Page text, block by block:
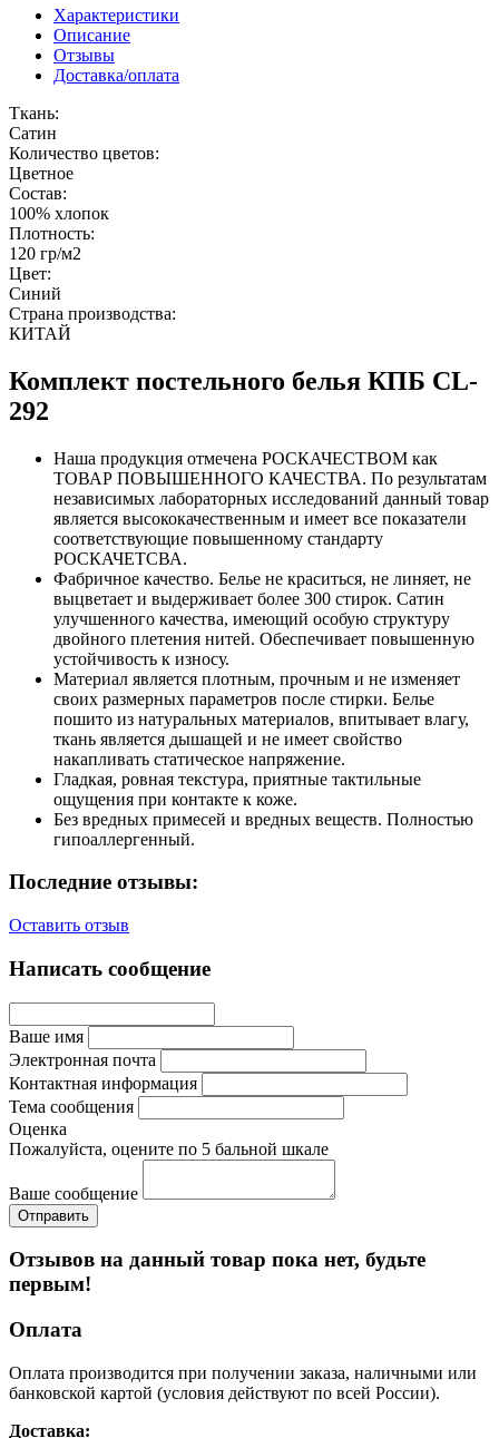
Характеристики
Описание
Отзывы
Доставка/оплата
Ткань:
Сатин
Количество цветов:
Цветное
Состав:
100% хлопок
Плотность:
120 гр/м2
Цвет:
Синий
Страна производства:
КИТАЙ
Комплект постельного белья КПБ CL-
292
Наша продукция отмечена РОСКАЧЕСТВОМ как
ТОВАР ПОВЫШЕННОГО КАЧЕСТВА. По результатам
независимых лабораторных исследований данный товар
является высококачественным и имеет все показатели
соответствующие повышенному стандарту
РОСКАЧЕТСВА.
Фабричное качество. Белье не краситься, не линяет, не
выцветает и выдерживает более 300 стирок. Сатин
улучшенного качества, имеющий особую структуру
двойного плетения нитей. Обеспечивает повышенную
устойчивость к износу.
Материал является плотным, прочным и не изменяет
своих размерных параметров после стирки. Белье
пошито из натуральных материалов, впитывает влагу,
ткань является дышащей и не имеет свойство
накапливать статическое напряжение.
Гладкая, ровная текстура, приятные тактильные
ощущения при контакте к коже.
Без вредных примесей и вредных веществ. Полностью
гипоаллергенный.
Последние отзывы:
Оставить отзыв
Написать сообщение
Ваше имя
Электронная почта
Контактная информация
Тема сообщения
Оценка
Пожалуйста, оцените по 5 бальной шкале
Ваше сообщение
Отзывов на данный товар пока нет, будьте
первым!
Оплата
Оплата производится при получении заказа, наличными или
банковской картой (условия действуют по всей России).
Доставка: